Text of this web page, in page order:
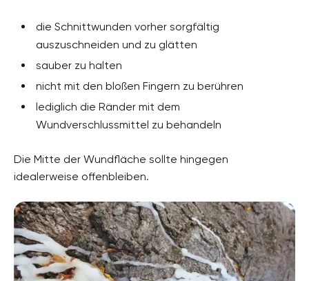
die Schnittwunden vorher sorgfältig
auszuschneiden und zu glätten
sauber zu halten
nicht mit den bloßen Fingern zu berühren
lediglich die Ränder mit dem
Wundverschlussmittel zu behandeln
Die Mitte der Wundfläche sollte hingegen
idealerweise offenbleiben.